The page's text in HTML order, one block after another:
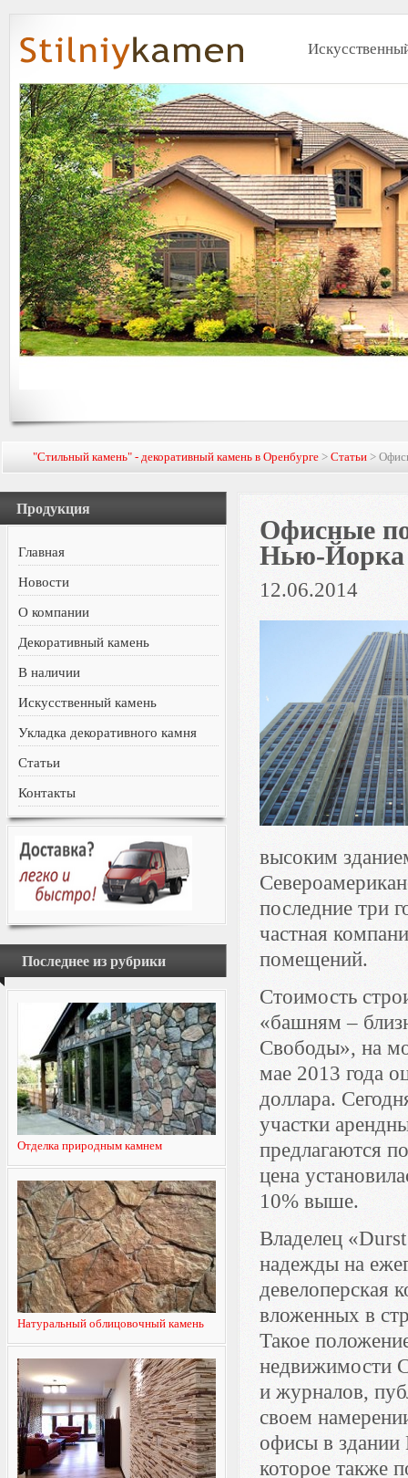
"Стильный камень" - декоративный камень в Оренбурге >Статьи >
Продукция
Главная
Новости
О компании
Декоративный камень
В наличии
Искусственный камень
Укладка декоративного камня
Статьи
Контакты
Последнее из рубрики
Отделка природным камнем
Натуральный облицовочный камень
Офисные
Нью-Йорка
12.06.2014
высоким
последние три
частная
помещений.
Стоимость
«башням –
Свободы», на
мае 2013 года
доллара.
участки
предлагаются
цена
10% выше.
Владелец
надежды на
девелоперская
вложенных в
Такое
недвижимости
и журналов,
своем
офисы в здании
которое также